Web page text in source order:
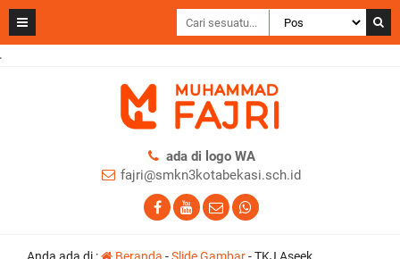
ada di logo WA
fajri@smkn3kotabekasi.sch.id